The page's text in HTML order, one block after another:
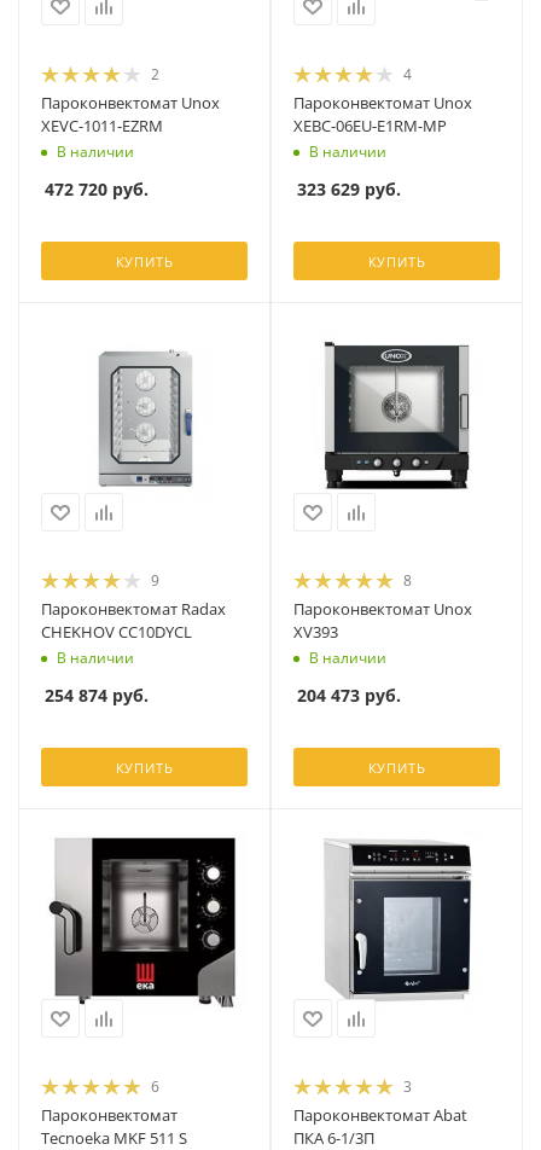
2
Пароконвектомат Unox
XEVC-1011-EZRM
В наличии
472 720 руб.
КУПИТЬ
4
Пароконвектомат Unox
XEBC-06EU-E1RM-MP
В наличии
323 629 руб.
КУПИТЬ
9
Пароконвектомат Radax
CHEKHOV CC10DYCL
В наличии
254 874 руб.
КУПИТЬ
8
Пароконвектомат Unox
XV393
В наличии
204 473 руб.
КУПИТЬ
6
Пароконвектомат
Tecnoeka MKF 511 S
3
Пароконвектомат Abat
ПКА 6-1/3П